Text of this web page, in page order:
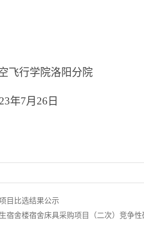
飞行学院洛阳分院
年7月 26 日
目比选结果公示
宿舍楼宿舍床具采购项目（二次）竞争